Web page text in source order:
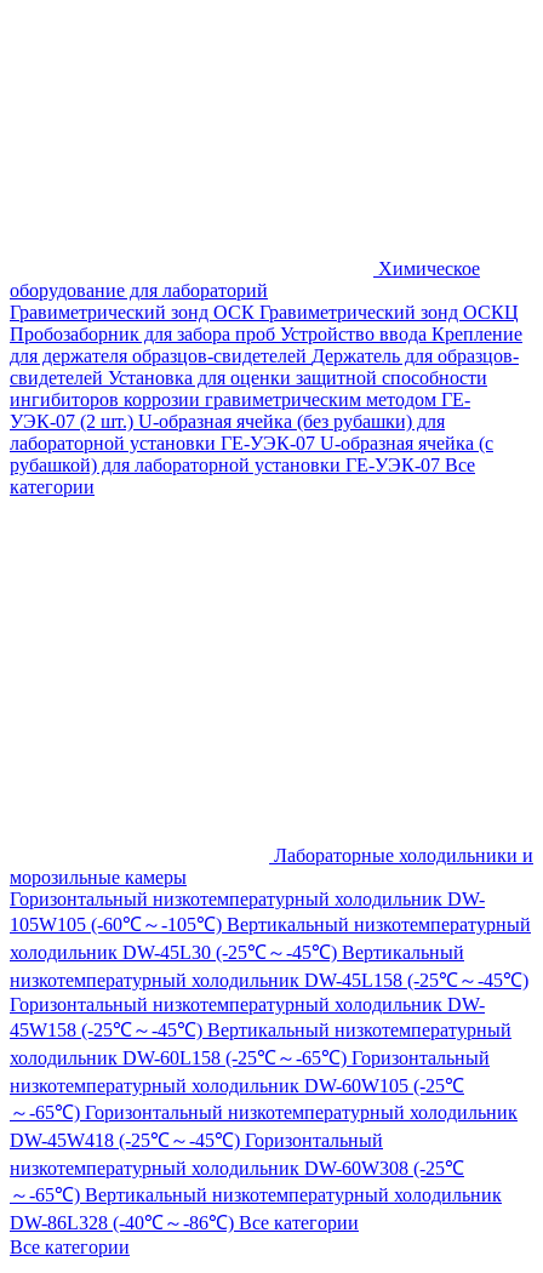
Химическое
оборудование для лабораторий
Гравиметрический зонд ОСК Гравиметрический зонд ОСКЦ
Пробозаборник для забора проб Устройство ввода Крепление
для держателя образцов-свидетелей Держатель для образцов-
свидетелей Установка для оценки защитной способности
ингибиторов коррозии гравиметрическим методом ГЕ-
УЭК-07 (2 шт.) U-образная ячейка (без рубашки) для
лабораторной установки ГЕ-УЭК-07 U-образная ячейка (с
рубашкой) для лабораторной установки ГЕ-УЭК-07 Все
категории
Лабораторные холодильники и
морозильные камеры
Горизонтальный низкотемпературный холодильник DW-
105W105 (-60℃～-105℃) Вертикальный низкотемпературный
холодильник DW-45L30 (-25℃～-45℃) Вертикальный
низкотемпературный холодильник DW-45L158 (-25℃～-45℃)
Горизонтальный низкотемпературный холодильник DW-
45W158 (-25℃～-45℃) Вертикальный низкотемпературный
холодильник DW-60L158 (-25℃～-65℃) Горизонтальный
низкотемпературный холодильник DW-60W105 (-25℃
～-65℃) Горизонтальный низкотемпературный холодильник
DW-45W418 (-25℃～-45℃) Горизонтальный
низкотемпературный холодильник DW-60W308 (-25℃
～-65℃) Вертикальный низкотемпературный холодильник
DW-86L328 (-40℃～-86℃) Все категории
Все категории